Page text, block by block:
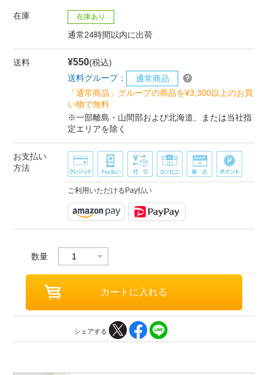
在庫 在庫あり
通常24時間以内に出荷
送料 ¥550(税込)
送料グループ：
通常商品
「通常商品」グループの商品を¥3,300以上のお買
い物で無料
※一部離島・山間部および北海道、または当社指
定エリアを除く
お支払い
方法
ご利用いただけるPay払い
数量
シェアする